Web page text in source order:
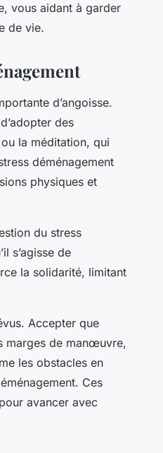
vous aidant à garder
de vie.
d’angoisse.
des
la méditation, qui
déménagement
physiques et
du stress
s’agisse de
la solidarité, limitant
Accepter que
marges de manœuvre,
les obstacles en
Ces
avancer avec